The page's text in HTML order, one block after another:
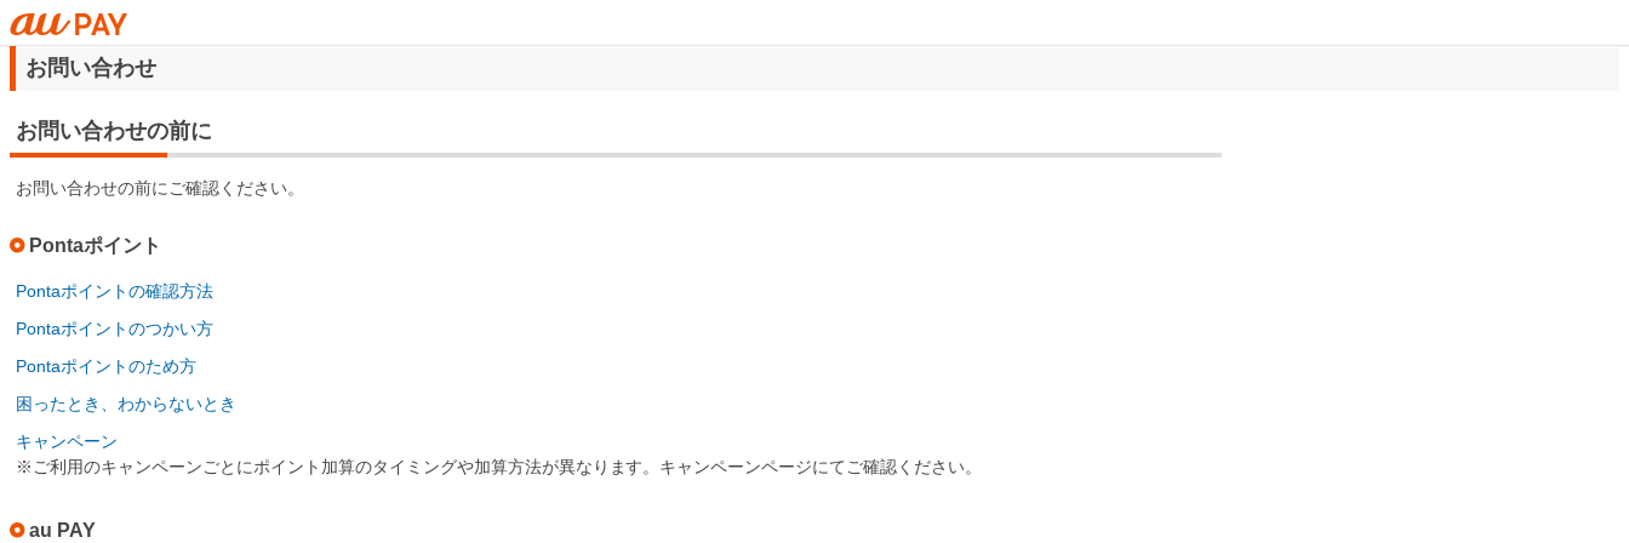
お問い合わせ
お問い合わせの前に
お問い合わせの前にご確認ください。
Pontaポイント
Pontaポイントの確認方法
Pontaポイントのつかい方
Pontaポイントのため方
困ったとき、わからないとき
キャンペーン
※ご利用のキャンペーンごとにポイント加算のタイミングや加算方法が異なります。キャンペーンページにてご確認ください。
au PAY